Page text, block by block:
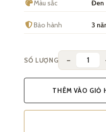
Màu sắc Đen
Bảo hành 3
SỐ LƯỢNG −
THÊM VÀO GIỎ